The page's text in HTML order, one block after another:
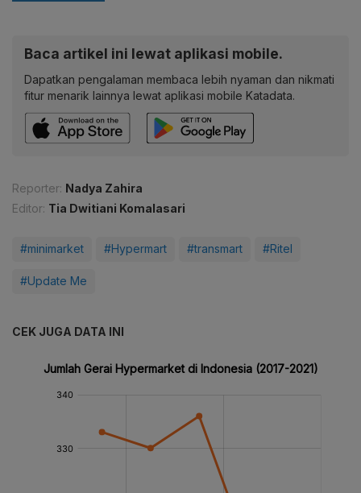
Baca artikel ini lewat aplikasi mobile.
Dapatkan pengalaman membaca lebih nyaman dan nikmati
fitur menarik lainnya lewat aplikasi mobile Katadata.
Reporter: Nadya Zahira
Editor: Tia Dwitiani Komalasari
#minimarket #Hypermart #transmart #Ritel
#Update Me
CEK JUGA DATA INI